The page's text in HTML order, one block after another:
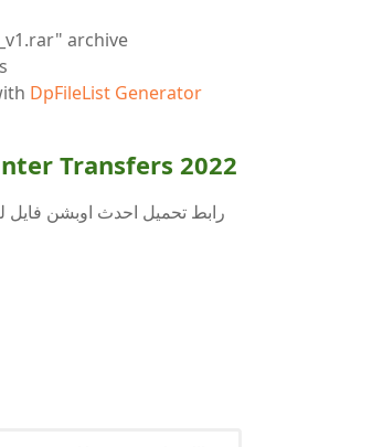
archive
DpFileList Generator
Transfers 2022